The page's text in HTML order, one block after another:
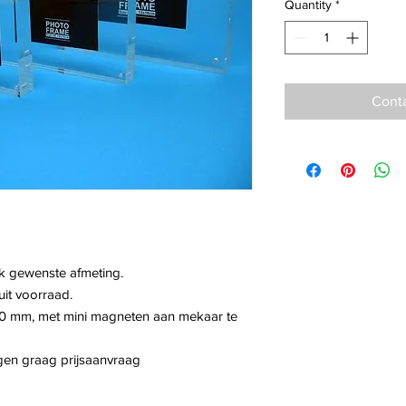
gewenste afmeting.
voorraad.
mm, met mini magneten aan mekaar te
graag prijsaanvraag
Quantity *